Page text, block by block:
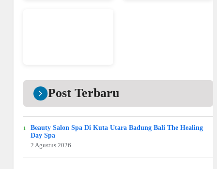
Post Terbaru
Beauty Salon Spa Di Kuta Utara Badung Bali The Healing
Day Spa
2 Agustus 2026